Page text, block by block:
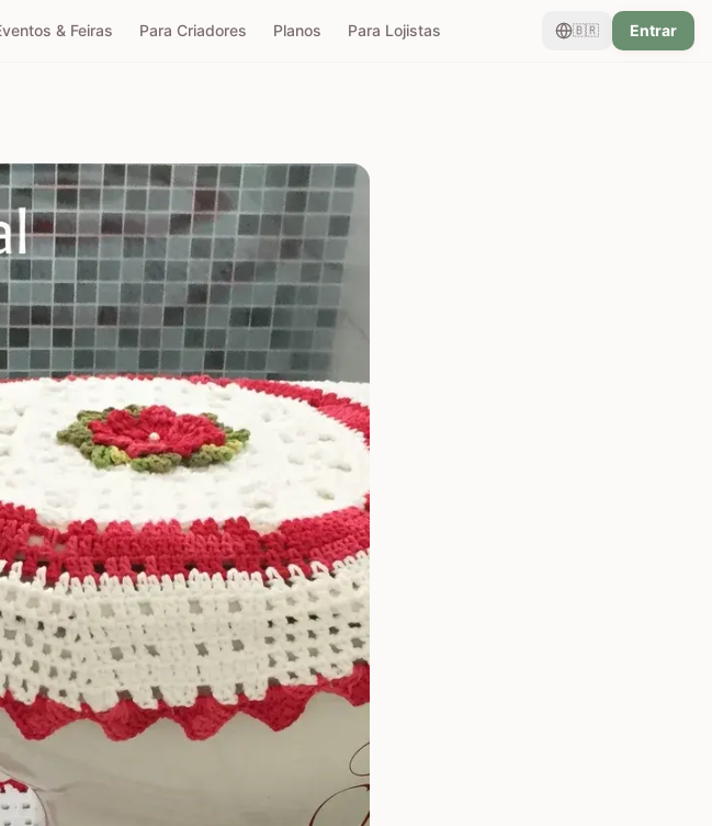
& Feiras Para Criadores Planos Para Lojistas 🇧🇷 Entrar